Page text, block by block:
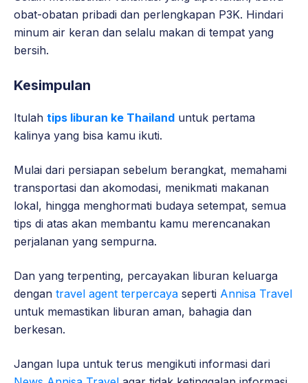
obat-obatan pribadi dan perlengkapan P3K. Hindari
minum air keran dan selalu makan di tempat yang
bersih.
Kesimpulan
Itulah tips liburan ke Thailand untuk pertama
kalinya yang bisa kamu ikuti.
Mulai dari persiapan sebelum berangkat, memahami
transportasi dan akomodasi, menikmati makanan
lokal, hingga menghormati budaya setempat, semua
tips di atas akan membantu kamu merencanakan
perjalanan yang sempurna.
Dan yang terpenting, percayakan liburan keluarga
dengan travel agent terpercaya seperti Annisa Travel
untuk memastikan liburan aman, bahagia dan
berkesan.
Jangan lupa untuk terus mengikuti informasi dari